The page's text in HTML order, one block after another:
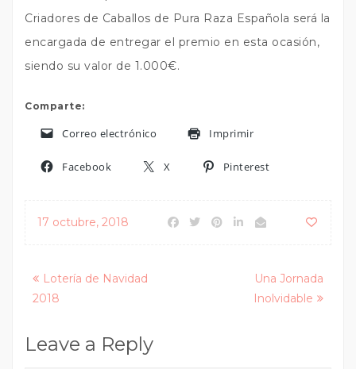
Criadores de Caballos de Pura Raza Española será la
encargada de entregar el premio en esta ocasión,
siendo su valor de 1.000€.
Comparte:
Correo electrónico Imprimir
Facebook X Pinterest
17 octubre, 2018
Posts
navigation
Lotería de Navidad
2018
Una Jornada
Inolvidable
Leave a Reply